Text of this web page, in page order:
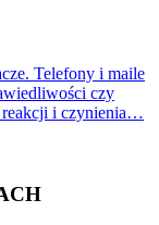
Telefony i maile
czy
reakcji i czynienia…